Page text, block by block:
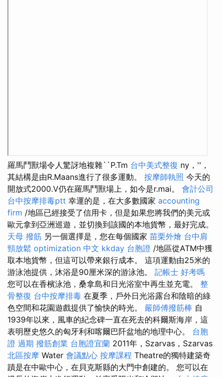
羅馬鬥獸場令人驚訝地複雜``P.Tm 台中美式整復 ny，''，
其結構是由R.Maans進行了很多運動。 按摩師執照 今天的
開放式2000.V仍在羅馬鬥獸場上，如今是r.mai。 會計公司
台中按摩排毒ptt 幸運的是，在大多數國家 accounting
firm /地區已經接受了信用卡，但是如果您將我們的美元或
歐元拿到亞洲巡遊，並切換到該國的本地貨幣，最好完成。
天母 撥筋 另一個選擇是，您在每個國家 苗栗外燴 台中肩
頸放鬆 optimization 中文 kkday 台胞證 /地區從ATM中獲
取本地貨幣，但這可以帶來銀行成本。 這項運動由25米的
游泳池提供，沐浴是90厘米深的游泳池。 記帳士 好考嗎
您可以在香檳泳池，桑拿島和日光浴室中再生並充電。 整
骨整復 台中按摩排毒 在夏季，戶外日光浴露台和陰暗的綠
色空間和花園遊戲提供了愉快的時光。 嚴師傅撥筋棒 自
1939年以來，風車的紀念碑一直在死去的科爾斯海岸，這
表明歷史悠久的匈牙利和喀爾巴阡盆地的地理中心。 台胞
證 過期 撥筋創業 台胞證宜蘭 2011年，Szarvas，Szarvas
北區按摩 Water 會議點心 按摩課程 Theatre的獨特建築奇
蹟是在中歐中心，在貝克斯縣的大門中創建的。 您可以在